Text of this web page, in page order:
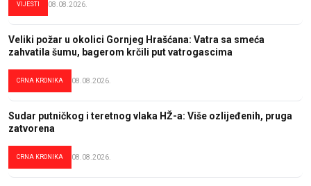
VIJESTI 08.08.2026.
Veliki požar u okolici Gornjeg Hrašćana: Vatra sa smeća
zahvatila šumu, bagerom krčili put vatrogascima
CRNA KRONIKA 08.08.2026.
Sudar putničkog i teretnog vlaka HŽ-a: Više ozlijeđenih, pruga
zatvorena
CRNA KRONIKA 08.08.2026.